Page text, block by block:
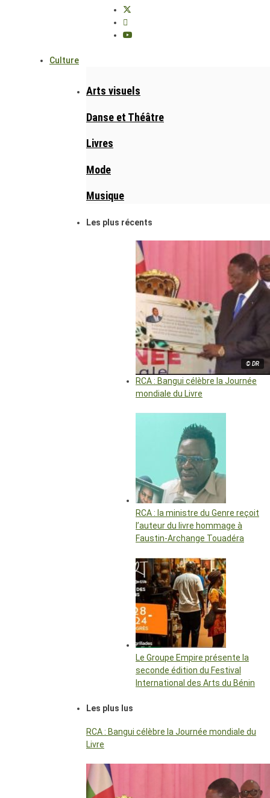
Culture
Arts visuels
Danse et Théâtre
Livres
Mode
Musique
Les plus récents
© DR
RCA : Bangui célèbre la Journée
mondiale du Livre
RCA : la ministre du Genre reçoit
l’auteur du livre hommage à
Faustin-Archange Touadéra
Le Groupe Empire présente la
seconde édition du Festival
International des Arts du Bénin
Les plus lus
RCA : Bangui célèbre la Journée mondiale du
Livre